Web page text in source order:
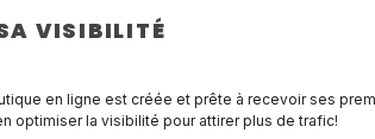
VISIBILITÉ
en ligne est créée et prête à recevoir ses
optimiser la visibilité pour attirer plus de trafic!